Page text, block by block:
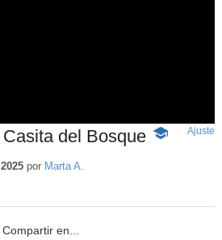
del Bosque -
Ajuste
por Marta A.